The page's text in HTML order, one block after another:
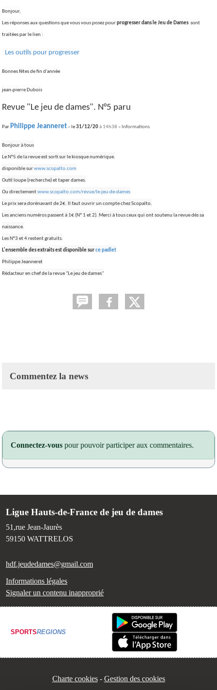
Bonjour,
Les réponses aux questions que vous vous posez pourprogresser dans le Jeu de Dames sont
traitées par le lien :
Les outils pour progresser
Bonnes fêtes de fin d'année
jean-pierre Dubois
Revue "Le jeu de dames". N°5 paru
Par Philippe Jeanneret– le31/12/20à 14h38 – Informations
Bonjour à tous
Le N°5 de la revue est sorti sur le kiosque numérique.
disponible surwww.scopalto.com
Outil loupe (recherche) et taper dames.
Ou directementwww.scopalto.com/revue/le-jeu-de-dames
Le prix sera dorénavant de 2€. Il faut ouvrir un compte chez Scopalto.
Les anciens numéros passent à 1€ (N° 1 et 2). Merci à tous ceux qui ont soutenu la revue dès sa
naissance.
Les N°3 et 4 restent gratuits.
L'ensemble des extraits est disponible surce padlet
Philippe Jeanneret
Rédacteur en chef de la revue "Le jeu de dames"
Commentez la news
Connectez-vous pour pouvoir participer aux commentaires.
Ligue Hauts-de-France de jeu de dames
51,rue Jean-Jaurès
59150 WATTRELOS
hdf.jeudedames@gmail.com
Informations légales
Signaler un contenu inapproprié
SPORTSREGIONS
Charte cookies Gestion des cookies